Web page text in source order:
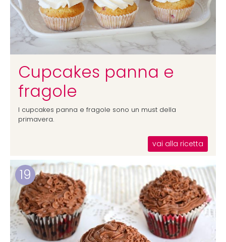
Cupcakes panna e
fragole
I cupcakes panna e fragole sono un must della
primavera.
vai alla ricetta
19